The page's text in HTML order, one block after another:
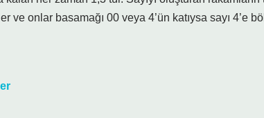
ve onlar basamağı 00 veya 4’ün katıysa sayı 4’e